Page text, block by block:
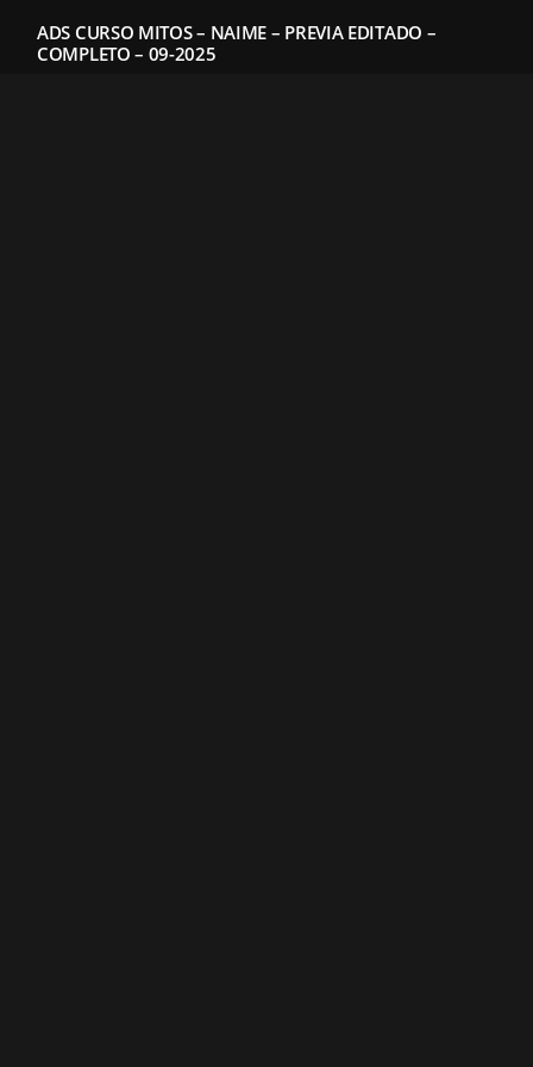
ADS CURSO MITOS – NAIME – PREVIA EDITADO –
COMPLETO – 09-2025